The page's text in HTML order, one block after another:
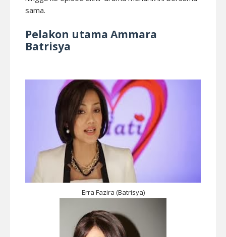
sama.
Pelakon utama Ammara
Batrisya
Erra Fazira (Batrisya)